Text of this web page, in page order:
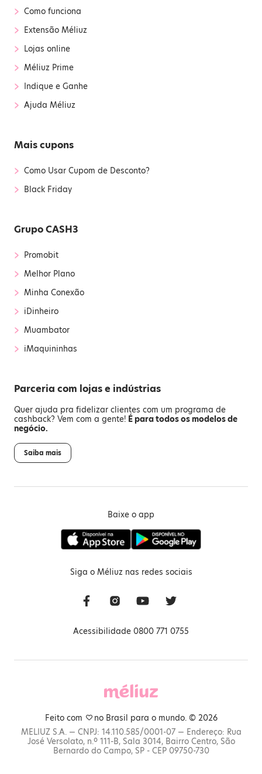
› Como funciona
› Extensão Méliuz
› Lojas online
› Méliuz Prime
› Indique e Ganhe
› Ajuda Méliuz
Mais cupons
› Como Usar Cupom de Desconto?
› Black Friday
Grupo CASH3
› Promobit
› Melhor Plano
› Minha Conexão
› iDinheiro
› Muambator
› iMaquininhas
Parceria com lojas e indústrias
Quer ajuda pra fidelizar clientes com um programa de
cashback? Vem com a gente! É para todos os modelos de
negócio.
Saiba mais
Baixe o app
Siga o Méliuz nas redes sociais
Acessibilidade 0800 771 0755
Feito com
no Brasil para o mundo. © 2026
MELIUZ S.A. — CNPJ: 14.110.585/0001-07 — Endereço: Rua
José Versolato, n.º 111-B, Sala 3014, Bairro Centro, São
Bernardo do Campo, SP - CEP 09750-730